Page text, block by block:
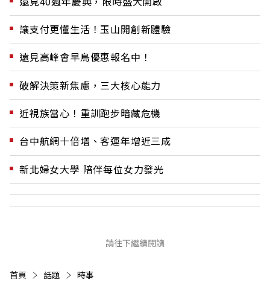
讓支付更懂生活！玉山開創新體驗
遠見高峰會早鳥優惠報名中！
破解決策新焦慮，三大核心能力
近視族當心！重訓跑步暗藏危機
台中航網十倍增、客運年增近三成
新北婦女大學 陪伴每位女力發光
請往下繼續閱讀
首頁 話題 時事